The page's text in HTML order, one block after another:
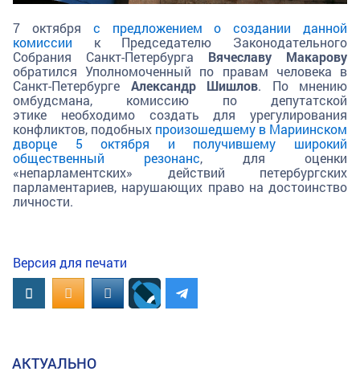
7 октября с предложением о создании данной
комиссии к Председателю Законодательного
Собрания Санкт-Петербурга Вячеславу Макарову
обратился Уполномоченный по правам человека в
Санкт-Петербурге Александр Шишлов. По мнению
омбудсмана, комиссию по депутатской
этике необходимо создать для урегулирования
конфликтов, подобных произошедшему в Мариинском
дворце 5 октября и получившему широкий
общественный резонанс, для оценки
«непарламентских» действий петербургских
парламентариев, нарушающих право на достоинство
личности.
Версия для печати
ВконтактеOK.RUMAIL.RU
АКТУАЛЬНО